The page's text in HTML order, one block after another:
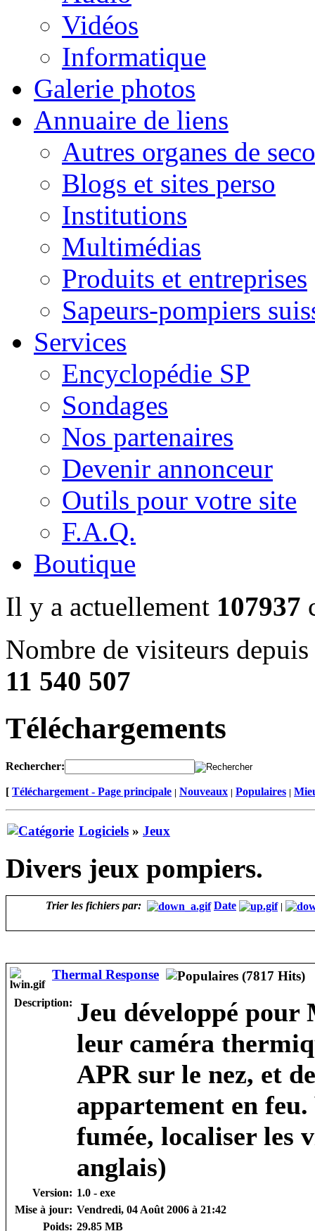
Vidéos
Informatique
Galerie photos
Annuaire de liens
Autres organes de
Blogs et sites perso
Institutions
Multimédias
Produits et entreprises
Sapeurs-pompiers
Services
Encyclopédie SP
Sondages
Nos partenaires
Devenir annonceur
Outils pour votre site
F.A.Q.
Boutique
Il y a actuellement 107937
Nombre de visiteurs
11 540 507
Téléchargements
Rechercher:
[ Téléchargement - Page principale | Nouveaux | Populaires |
Logiciels » Jeux
Divers jeux pompiers.
Trier les fichiers par: Date |
Thermal Response
Description: Jeu développé
leur caméra
APR sur le nez, et
appartement en feu.
fumée, localiser les
anglais)
Version: 1.0 - exe
Mise à jour: Vendredi, 04 Août 2006 à 21:42
Poids: 29.85 MB